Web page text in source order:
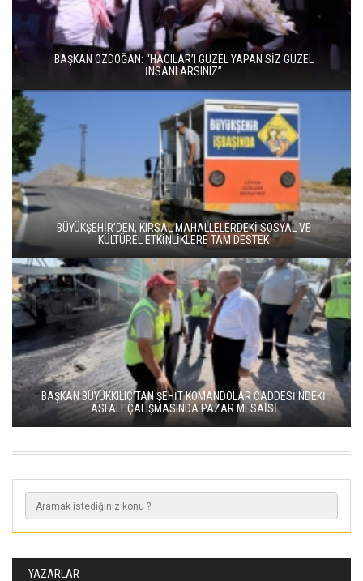
BAŞKAN ÖZDOĞAN: “HACILAR’I GÜZEL YAPAN SİZ GÜZEL
İNSANLARSINIZ”
BÜYÜKŞEHİR’DEN, KIRSAL MAHALLELERDEKİ SOSYAL VE
KÜLTÜREL ETKİNLİKLERE TAM DESTEK
BAŞKAN BÜYÜKKILIÇ’TAN ŞEHİT KOMANDOLAR CADDESİ'NDEKİ
ASFALT ÇALIŞMASINDA PAZAR MESAİSİ
YAZARLAR